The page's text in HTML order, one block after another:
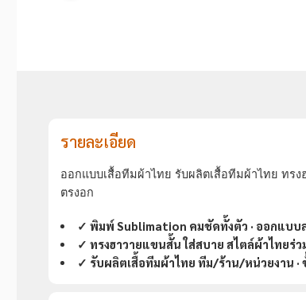
รายละเอียด
ออกแบบเสื้อทีมผ้าไทย รับผลิตเสื้อทีมผ้าไทย ทรง
ตรงอก
✓ พิมพ์ Sublimation คมชัดทั้งตัว · ออกแบ
✓ ทรงฮาวายแขนสั้น ใส่สบาย สไตล์ผ้าไทยร่ว
✓ รับผลิตเสื้อทีมผ้าไทย ทีม/ร้าน/หน่วยงาน ·